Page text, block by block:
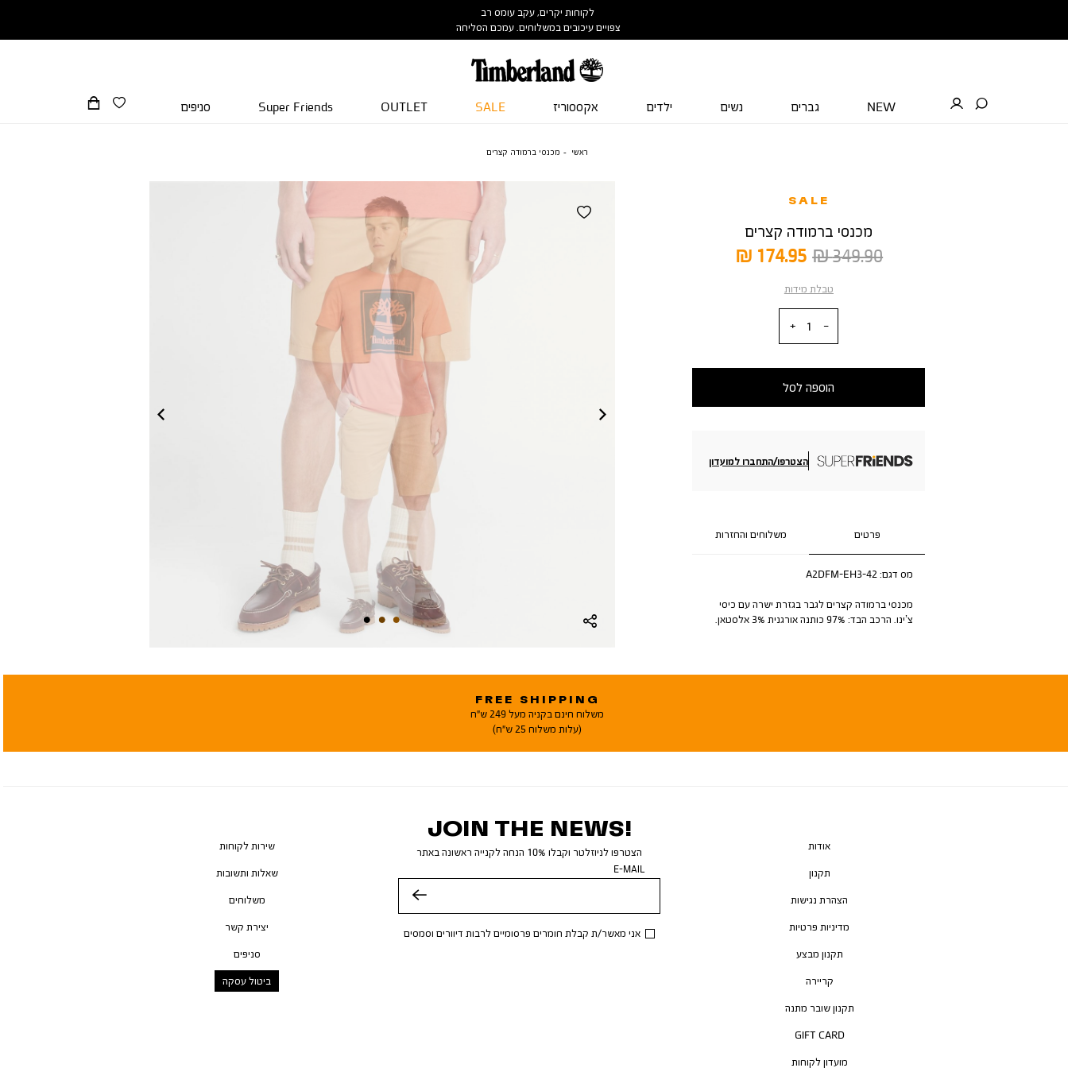
לקוחות יקרים, עקב עומס רב
צפויים עיכובים במשלוחים. עמכם הסליחה
NEW גברים נשים ילדים אקססוריז SALE
OUTLET
Super Friends סניפים
ראשי מכנסי ברמודה קצרים
SALE
מכנסי ברמודה קצרים
מחיר
174.95 ₪
מחיר
349.90 ₪
טבלת מידות
הוספה לסל
הצטרפו/התחברו למועדון
פרטים משלוחים והחזרות
מס דגם: A2DFM-EH3-42
מכנסי ברמודה קצרים לגבר בגזרת ישרה עם כיסי
צ’ינו. הרכב הבד: 97% כותנה אורגנית 3% אלסטאן.
FREE SHIPPING
משלוח חינם בקניה מעל 249 ש"ח
(עלות משלוח 25 ש"ח)
JOIN THE NEWS!
הצטרפו לניוזלטר וקבלו 10% הנחה לקנייה ראשונה באתר
E-MAIL
אני מאשר/ת קבלת חומרים פרסומיים לרבות דיוורים וסמסים
אודות
תקנון
הצהרת נגישות
מדיניות פרטיות
תקנון מבצע
קריירה
תקנון שובר מתנה
GIFT CARD
מועדון לקוחות
שירות לקוחות
שאלות ותשובות
משלוחים
יצירת קשר
סניפים
ביטול עסקה